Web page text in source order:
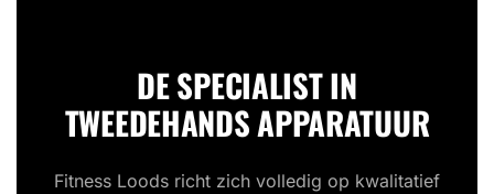
DE SPECIALIST IN
TWEEDEHANDS APPARATUUR
Fitness Loods richt zich volledig op kwalitatief